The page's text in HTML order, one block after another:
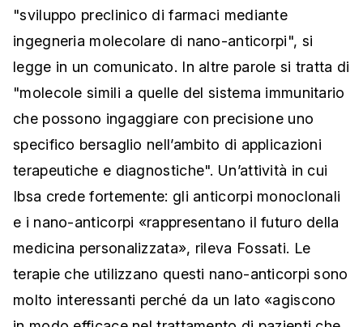
"sviluppo preclinico di farmaci mediante
ingegneria molecolare di nano-anticorpi", si
legge in un comunicato. In altre parole si tratta di
"molecole simili a quelle del sistema immunitario
che possono ingaggiare con precisione uno
specifico bersaglio nell’ambito di applicazioni
terapeutiche e diagnostiche". Un’attività in cui
Ibsa crede fortemente: gli anticorpi monoclonali
e i nano-anticorpi «rappresentano il futuro della
medicina personalizzata», rileva Fossati. Le
terapie che utilizzano questi nano-anticorpi sono
molto interessanti perché da un lato «agiscono